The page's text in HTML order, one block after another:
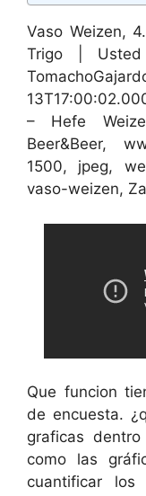
Vaso Weizen,
Trigo |
– Hefe
Beer&Beer,
1500, jpeg,
vaso-weizen,
Que funcion
de encuesta.
graficas
como las
cuantificar